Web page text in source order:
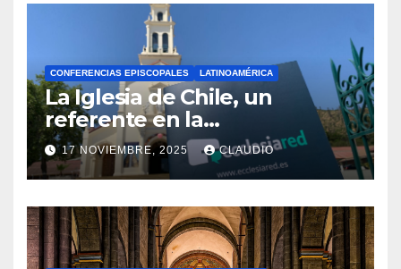
CONFERENCIAS EPISCOPALES LATINOAMÉRICA
La Iglesia de Chile, un
referente en la
transformación digital
gracias a Ecclesiared
17 NOVIEMBRE, 2025 CLAUDIO
N
O
H
A